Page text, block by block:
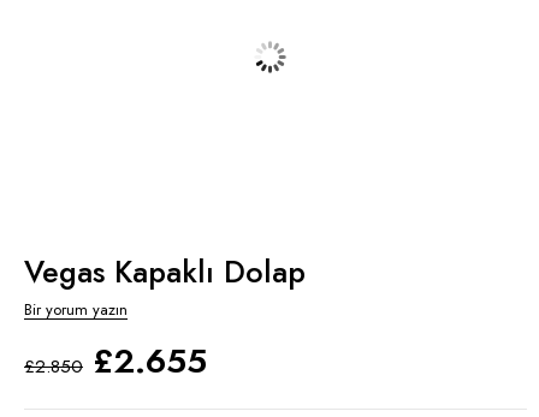
Vegas Kapaklı Dolap
Bir yorum yazın
£2.850 £2.655